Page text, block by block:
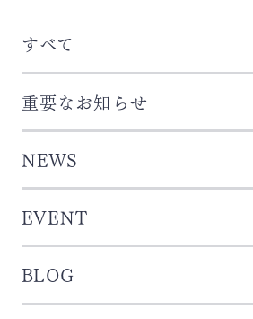
すべて
重要なお知らせ
NEWS
EVENT
BLOG